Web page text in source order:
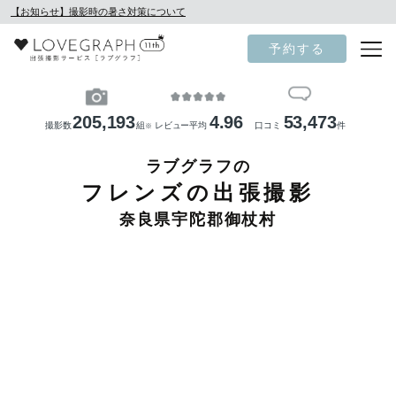
【お知らせ】撮影時の暑さ対策について
予約する
撮影数205,193組 ※ レビュー平均 4.96 口コミ 53,473件
ラブグラフの
フレンズの出張撮影
奈良県宇陀郡御杖村